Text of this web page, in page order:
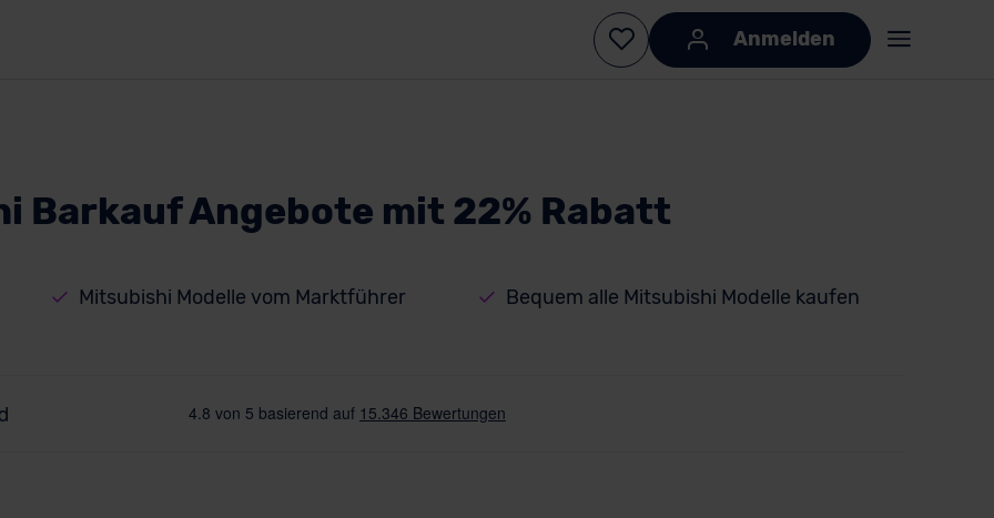
Anmelden
Barkauf Angebote mit 22% Rabatt
Mitsubishi Modelle vom Marktführer Bequem alle Mitsubishi Modelle kaufen